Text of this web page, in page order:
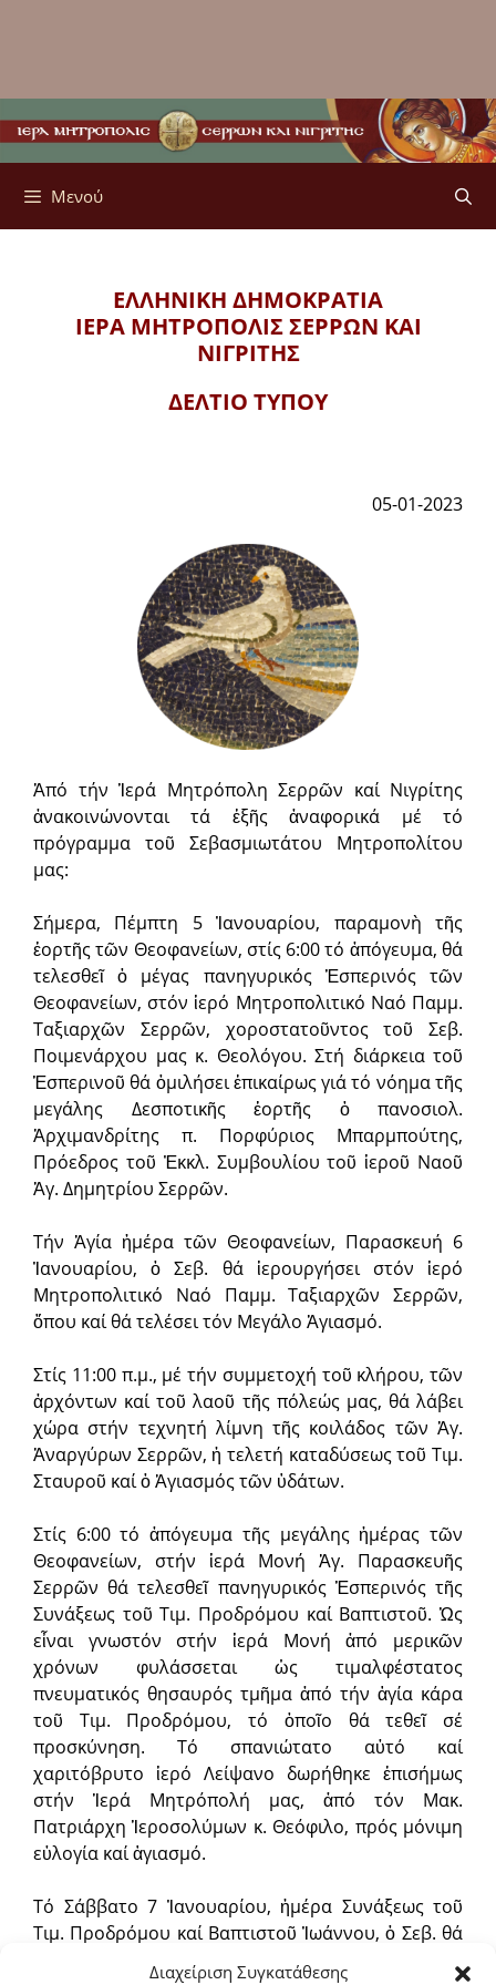
Διαχείριση Συγκατάθεσης
Μενού
ΕΛΛΗΝΙΚΗ ΔΗΜΟΚΡΑΤΙΑ
ΙΕΡΑ ΜΗΤΡΟΠΟΛΙΣΣΕΡΡΩΝ ΚΑΙ
ΝΙΓΡΙΤΗΣ
ΔΕΛΤΙΟ ΤΥΠΟΥ
05-01-2023
Ἀπό τήν Ἱερά Μητρόπολη Σερρῶν καί Νιγρίτης
ἀνακοινώνονται τά ἑξῆς ἀναφορικά μέ τό
πρόγραμμα τοῦ Σεβασμιωτάτου Μητροπολίτου
μας:
Σήμερα, Πέμπτη 5 Ἰανουαρίου, παραμονὴ τῆς
ἑορτῆς τῶν Θεοφανείων, στίς 6:00 τό ἀπόγευμα, θά
τελεσθεῖ ὁ μέγας πανηγυρικός Ἑσπερινός τῶν
Θεοφανείων, στόν ἱερό Μητροπολιτικό Ναό Παμμ.
Ταξιαρχῶν Σερρῶν, χοροστατοῦντος τοῦ Σεβ.
Ποιμενάρχου μας κ. Θεολόγου. Στή διάρκεια τοῦ
Ἑσπερινοῦ θά ὁμιλήσει ἐπικαίρως γιά τό νόημα τῆς
μεγάλης Δεσποτικῆς ἑορτῆς ὁ πανοσιολ.
Ἀρχιμανδρίτης π. Πορφύριος Μπαρμπούτης,
Πρόεδρος τοῦ Ἐκκλ. Συμβουλίου τοῦ ἱεροῦ Ναοῦ
Ἁγ. Δημητρίου Σερρῶν.
Τήν Ἁγία ἡμέρα τῶν Θεοφανείων, Παρασκευή 6
Ἰανουαρίου, ὁ Σεβ. θά ἱερουργήσει στόν ἱερό
Μητροπολιτικό Ναό Παμμ. Ταξιαρχῶν Σερρῶν,
ὅπου καί θά τελέσει τόν Μεγάλο Ἁγιασμό.
Στίς 11:00 π.μ., μέ τήν συμμετοχή τοῦ κλήρου, τῶν
ἀρχόντων καί τοῦ λαοῦ τῆς πόλεώς μας, θά λάβει
χώρα στήν τεχνητή λίμνη τῆς κοιλάδος τῶν Ἁγ.
Ἀναργύρων Σερρῶν, ἡ τελετή καταδύσεως τοῦ Τιμ.
Σταυροῦ καί ὁ Ἁγιασμός τῶν ὑδάτων.
Στίς 6:00 τό ἀπόγευμα τῆς μεγάλης ἡμέρας τῶν
Θεοφανείων, στήν ἱερά Μονή Ἁγ. Παρασκευῆς
Σερρῶν θά τελεσθεῖ πανηγυρικός Ἑσπερινός τῆς
Συνάξεως τοῦ Τιμ. Προδρόμου καί Βαπτιστοῦ. Ὡς
εἶναι γνωστόν στήν ἱερά Μονή ἀπό μερικῶν
χρόνων φυλάσσεται ὡς τιμαλφέστατος
πνευματικός θησαυρός τμῆμα ἀπό τήν ἁγία κάρα
τοῦ Τιμ. Προδρόμου, τό ὁποῖο θά τεθεῖ σέ
προσκύνηση. Τό σπανιώτατο αὐτό καί
χαριτόβρυτο ἱερό Λείψανο δωρήθηκε ἐπισήμως
στήν Ἱερά Μητρόπολή μας, ἀπό τόν Μακ.
Πατριάρχη Ἱεροσολύμων κ. Θεόφιλο, πρός μόνιμη
εὐλογία καί ἁγιασμό.
Τό Σάββατο 7 Ἰανουαρίου, ἡμέρα Συνάξεως τοῦ
Τιμ. Προδρόμου καί Βαπτιστοῦ Ἰωάννου, ὁ Σεβ. θά
ἱερουργήσει στήν πανηγυρική θ. Λειτουργία, πού